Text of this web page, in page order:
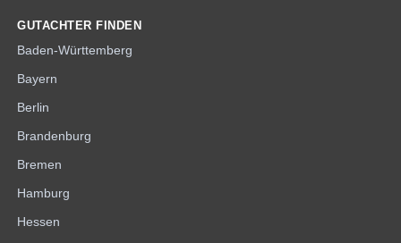
GUTACHTER FINDEN
Baden-Württemberg
Bayern
Berlin
Brandenburg
Bremen
Hamburg
Hessen